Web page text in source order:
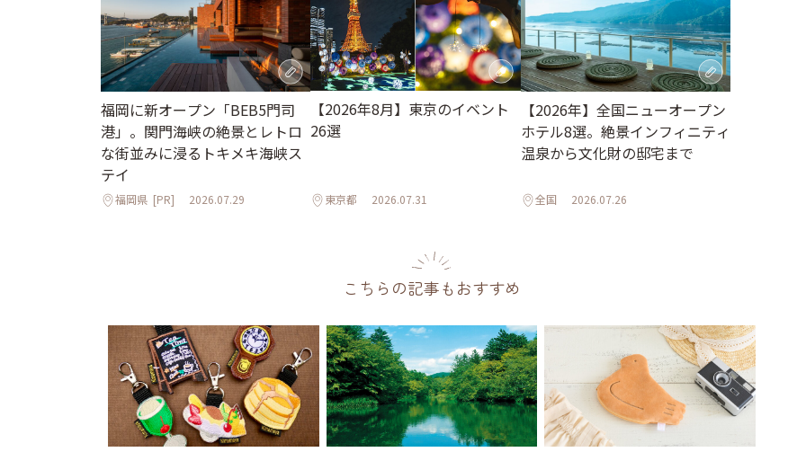
福岡に新オープン「BEB5門司
港」。関門海峡の絶景とレトロ
な街並みに浸るトキメキ海峡ス
テイ
福岡県 [PR] 2026.07.29
【2026年8月】東京のイベント
26選
東京都 2026.07.31
【2026年】全国ニューオープン
ホテル8選。絶景インフィニティ
温泉から文化財の邸宅まで
全国 2026.07.26
こちらの記事もおすすめ